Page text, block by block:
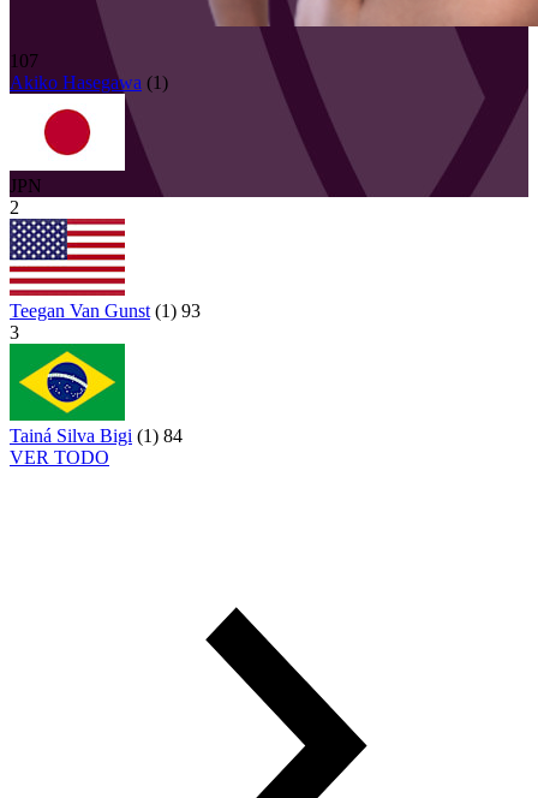
107
Akiko Hasegawa (1)
JPN
2
Teegan Van Gunst (1) 93
3
Tainá Silva Bigi (1) 84
VER TODO